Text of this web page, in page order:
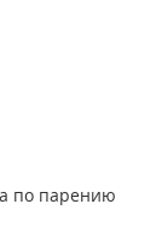
по парению